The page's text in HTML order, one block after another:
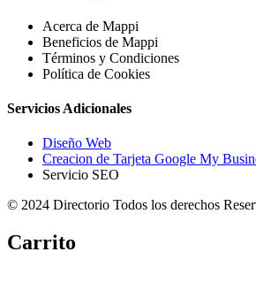
Acerca de Mappi
Beneficios de Mappi
Términos y Condiciones
Política de Cookies
Servicios Adicionales
Diseño Web
Creacion de Tarjeta Google My
Servicio SEO
© 2024 Directorio Todos los derechos
Carrito